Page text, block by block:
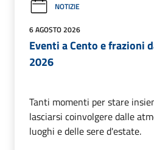
NOTIZIE
6 AGOSTO 2026
Eventi a Cento e frazioni
2026
Tanti momenti per stare
lasciarsi coinvolgere dalle
luoghi e delle sere d'estate.